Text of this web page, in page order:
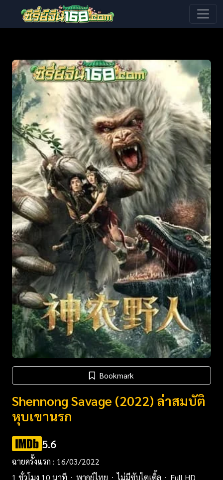
Bookmark
Shennong Savage (2022) ล่าสมบัติ
หุบเขานรก
5.6
ฉายครั้งแรก : 16/03/2022
1 ชั่วโมง 10 นาที
พากย์ไทย ไม่มีซับไตเติ้ล
Full HD